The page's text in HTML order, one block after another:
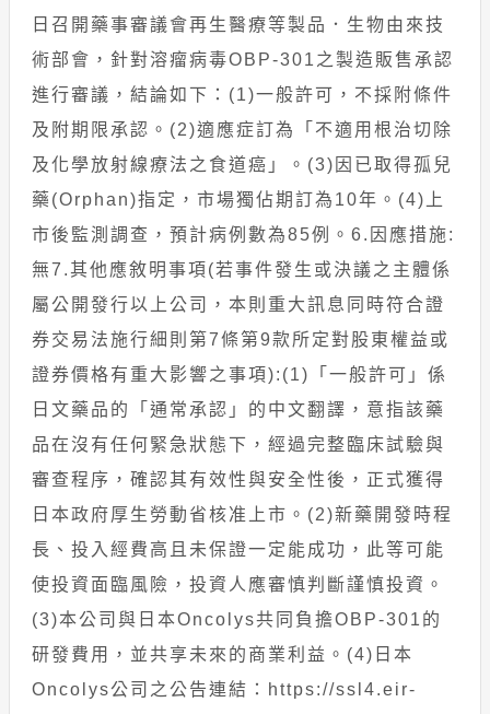
日召開藥事審議會再生醫療等製品．生物由來技
術部會，針對溶瘤病毒OBP-301之製造販售承認
進行審議，結論如下：(1)一般許可，不採附條件
及附期限承認。(2)適應症訂為「不適用根治切除
及化學放射線療法之食道癌」。(3)因已取得孤兒
藥(Orphan)指定，市場獨佔期訂為10年。(4)上
市後監測調查，預計病例數為85例。6.因應措施:
無7.其他應敘明事項(若事件發生或決議之主體係
屬公開發行以上公司，本則重大訊息同時符合證
券交易法施行細則第7條第9款所定對股東權益或
證券價格有重大影響之事項):(1)「一般許可」係
日文藥品的「通常承認」的中文翻譯，意指該藥
品在沒有任何緊急狀態下，經過完整臨床試驗與
審查程序，確認其有效性與安全性後，正式獲得
日本政府厚生勞動省核准上市。(2)新藥開發時程
長、投入經費高且未保證一定能成功，此等可能
使投資面臨風險，投資人應審慎判斷謹慎投資。
(3)本公司與日本Oncolys共同負擔OBP-301的
研發費用，並共享未來的商業利益。(4)日本
Oncolys公司之公告連結：https://ssl4.eir-